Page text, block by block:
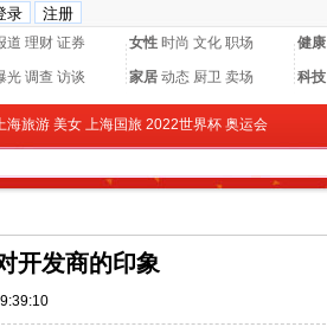
道 理财 证券 女性 时尚 文化 职场 健康
光 调查 访谈 家居 动态 厨卫 卖场 科技
海旅游 美女 上海国旅 2022世界杯 奥运会
开发商的印象